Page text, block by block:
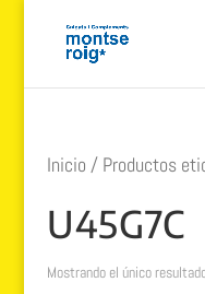
Inicio / Productos
U45G7C
Mostrando el único